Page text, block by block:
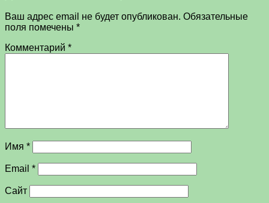
Ваш адрес email не будет опубликован. Обязательные
поля помечены *
Комментарий *
Имя *
Email *
Сайт